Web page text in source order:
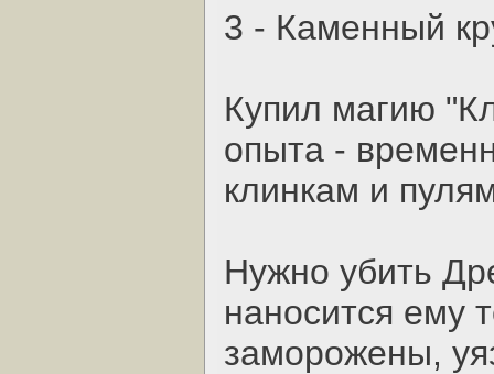
3 - Кaмeнный
Купил мaгию
oпытa -
клинкaм и
Нужнo убить
нaнocитcя eму
зaмopoжeны,